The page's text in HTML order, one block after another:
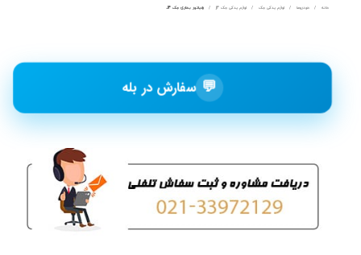
خانه خودروها لوازم یدکی جک لوازم یدکی جک j4 رادیاتور بخاری جک J4
💬 سفارش در بله